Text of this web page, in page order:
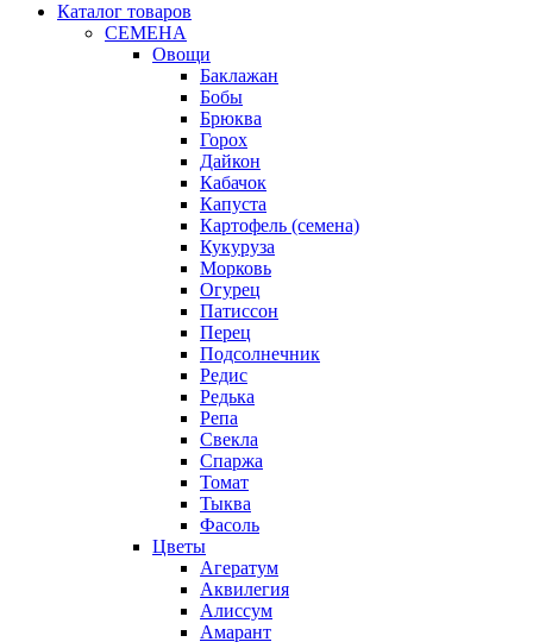
Каталог товаров
СЕМЕНА
Овощи
Баклажан
Бобы
Брюква
Горох
Дайкон
Кабачок
Капуста
Картофель (семена)
Кукуруза
Морковь
Огурец
Патиссон
Перец
Подсолнечник
Редис
Редька
Репа
Свекла
Спаржа
Томат
Тыква
Фасоль
Цветы
Агератум
Аквилегия
Алиссум
Амарант